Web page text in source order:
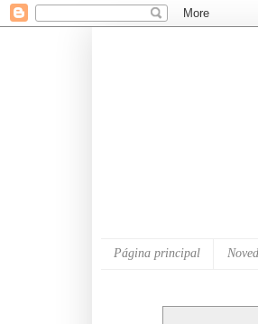
Página principal